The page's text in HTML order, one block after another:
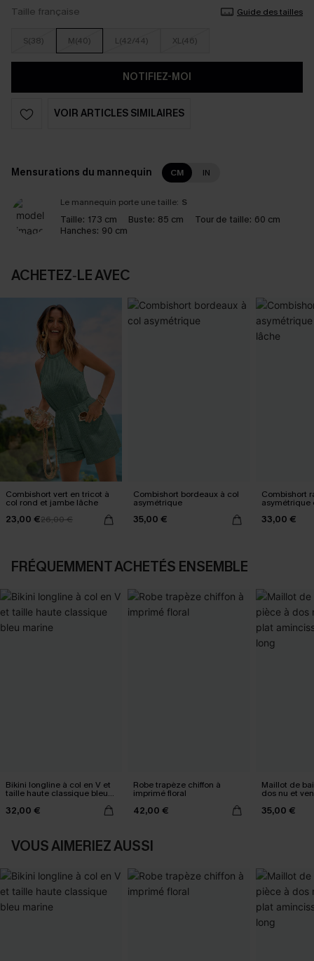
Taille française Guide des tailles
S(38) M(40) L(42/44) XL(46)
NOTIFIEZ-MOI
VOIR ARTICLES SIMILAIRES
Mensurations du mannequin CM IN
Le mannequin porte une taille: S
Taille: 173 cm Buste: 85 cm Tour de taille: 60 cm
Hanches: 90 cm
ACHETEZ‑LE AVEC
Combishort vert en tricot à
col rond et jambe lâche
23,00 €26,00 €
Combishort bordeaux à col
asymétrique
35,00 €
Combishort
asymétrique
33,00 €
FRÉQUEMMENT ACHETÉS ENSEMBLE
Bikini longline à col en V et
taille haute classique bleu
32,00 €
Robe trapèze chiffon à
imprimé floral
42,00 €
Maillot de
dos nu et
35,00 €
VOUS AIMERIEZ AUSSI